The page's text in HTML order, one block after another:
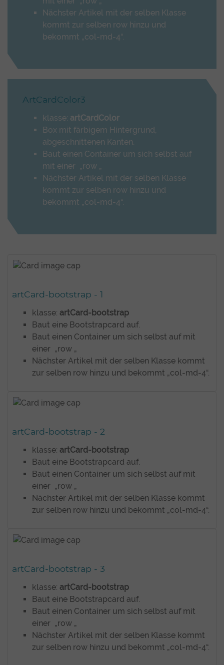
Nächster Artikel mit der selben Klasse
kommt zur selben row hinzu und
bekommt „col-md-4“.
ArtCardColor3
klasse: artCardColor
Box mit färbigem Hintergrund,
abgeschnittenen Kanten.
Baut einen Container um sich selbst auf
mit einer „row „
Nächster Artikel mit der selben Klasse
kommt zur selben row hinzu und
bekommt „col-md-4“.
artCard-bootstrap - 1
klasse: artCard-bootstrap
Baut eine Bootstrapcard auf.
Baut einen Container um sich selbst auf mit
einer „row „
Nächster Artikel mit der selben Klasse kommt
zur selben row hinzu und bekommt „col-md-4“.
artCard-bootstrap - 2
klasse: artCard-bootstrap
Baut eine Bootstrapcard auf.
Baut einen Container um sich selbst auf mit
einer „row „
Nächster Artikel mit der selben Klasse kommt
zur selben row hinzu und bekommt „col-md-4“.
artCard-bootstrap - 3
klasse: artCard-bootstrap
Baut eine Bootstrapcard auf.
Baut einen Container um sich selbst auf mit
einer „row „
Nächster Artikel mit der selben Klasse kommt
zur selben row hinzu und bekommt „col-md-4“.